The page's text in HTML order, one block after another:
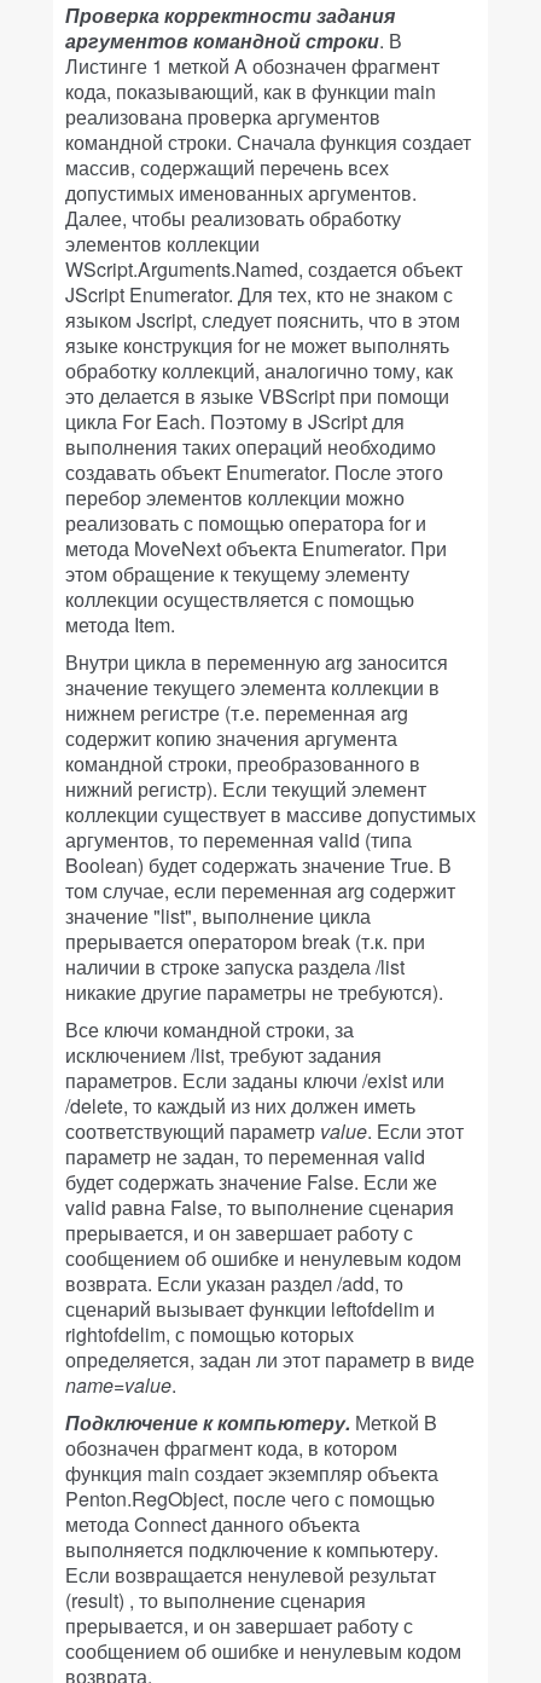
Проверка корректности задания
аргументов командной строки. В
Листинге 1 меткой A обозначен фрагмент
кода, показывающий, как в функции main
реализована проверка аргументов
командной строки. Сначала функция создает
массив, содержащий перечень всех
допустимых именованных аргументов.
Далее, чтобы реализовать обработку
элементов коллекции
WScript.Arguments.Named, создается объект
JScript Enumerator. Для тех, кто не знаком с
языком Jscript, следует пояснить, что в этом
языке конструкция for не может выполнять
обработку коллекций, аналогично тому, как
это делается в языке VBScript при помощи
цикла For Each. Поэтому в JScript для
выполнения таких операций необходимо
создавать объект Enumerator. После этого
перебор элементов коллекции можно
реализовать с помощью оператора for и
метода MoveNext объекта Enumerator. При
этом обращение к текущему элементу
коллекции осуществляется с помощью
метода Item.
Внутри цикла в переменную arg заносится
значение текущего элемента коллекции в
нижнем регистре (т.е. переменная arg
содержит копию значения аргумента
командной строки, преобразованного в
нижний регистр). Если текущий элемент
коллекции существует в массиве допустимых
аргументов, то переменная valid (типа
Boolean) будет содержать значение True. В
том случае, если переменная arg содержит
значение "list", выполнение цикла
прерывается оператором break (т.к. при
наличии в строке запуска раздела /list
никакие другие параметры не требуются).
Все ключи командной строки, за
исключением /list, требуют задания
параметров. Если заданы ключи /exist или
/delete, то каждый из них должен иметь
соответствующий параметр value. Если этот
параметр не задан, то переменная valid
будет содержать значение False. Если же
valid равна False, то выполнение сценария
прерывается, и он завершает работу с
сообщением об ошибке и ненулевым кодом
возврата. Если указан раздел /add, то
сценарий вызывает функции leftofdelim и
rightofdelim, с помощью которых
определяется, задан ли этот параметр в виде
name=value.
Подключение к компьютеру. Меткой B
обозначен фрагмент кода, в котором
функция main создает экземпляр объекта
Penton.RegObject, после чего с помощью
метода Connect данного объекта
выполняется подключение к компьютеру.
Если возвращается ненулевой результат
(result) , то выполнение сценария
прерывается, и он завершает работу с
сообщением об ошибке и ненулевым кодом
возврата.